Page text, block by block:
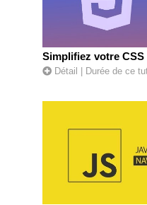
Simplifiez votre
Détail | Durée de ce